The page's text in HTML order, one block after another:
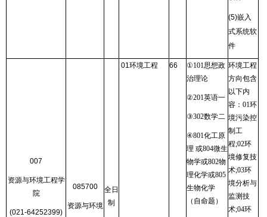
(5)嵌入
式系统软
件
007
资源与环境工程学
院
(021-64252399)
085700
资源与环境
全日
制
01环境工程 66 ①101思想政
治理论
②201英语一
③302数学二
④801化工原
理 或804微生
物学或802物
理化学或805
生物化学
（自命题）
环境工程
方向包含
以下内
容： 01环
境污染控
制工
程;02环
境修复技
术;03环
境分析与
监测技
术;04环